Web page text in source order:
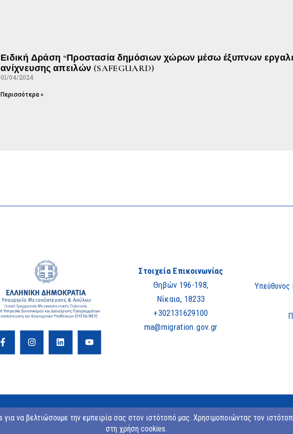
Ειδική Δράση “Προστασία δημόσιων χώρων μέσω έξυπνων
ανίχνευσης απειλών (SAFEGUARD)
01/04/2024
Περισσότερα »
Στοιχεία Επικοινωνίας
Θηβών 196-198,
Νίκαια, 18233
+302131629100
ma@migration.gov.gr
Copyright © 2023